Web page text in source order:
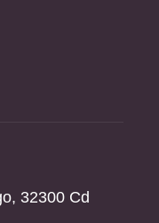
32300 Cd